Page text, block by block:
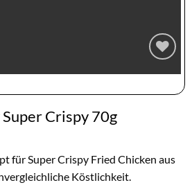
Zur
hinzufügen
Crispy 70g
für Super Crispy Fried Chicken aus
Köstlichkeit.